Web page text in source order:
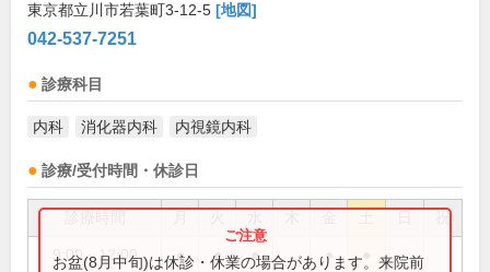
東京都立川市若葉町3-12-5 [地図]
042-537-7251
診療科目
内科 消化器内科 内視鏡内科
診療/受付時間・休診日
祝
9:00～12:00 ● ● ● ●
お盆(8月中旬)は休診・休業の場合があります。来院前